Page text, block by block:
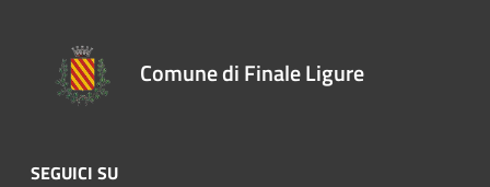
Comune di Finale Ligure
SEGUICI SU